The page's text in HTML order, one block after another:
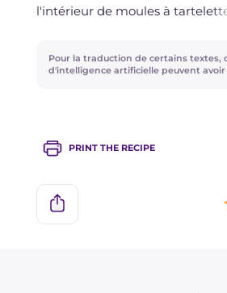
Les tartelettes sans garniture
endroit frais et sec jusqu'à 2
l'intérieur de moules à
simplement les laisser plats.
Pour la traduction de certains textes,
d'intelligence artificielle peuvent avoir
PRINT THE RECIPE